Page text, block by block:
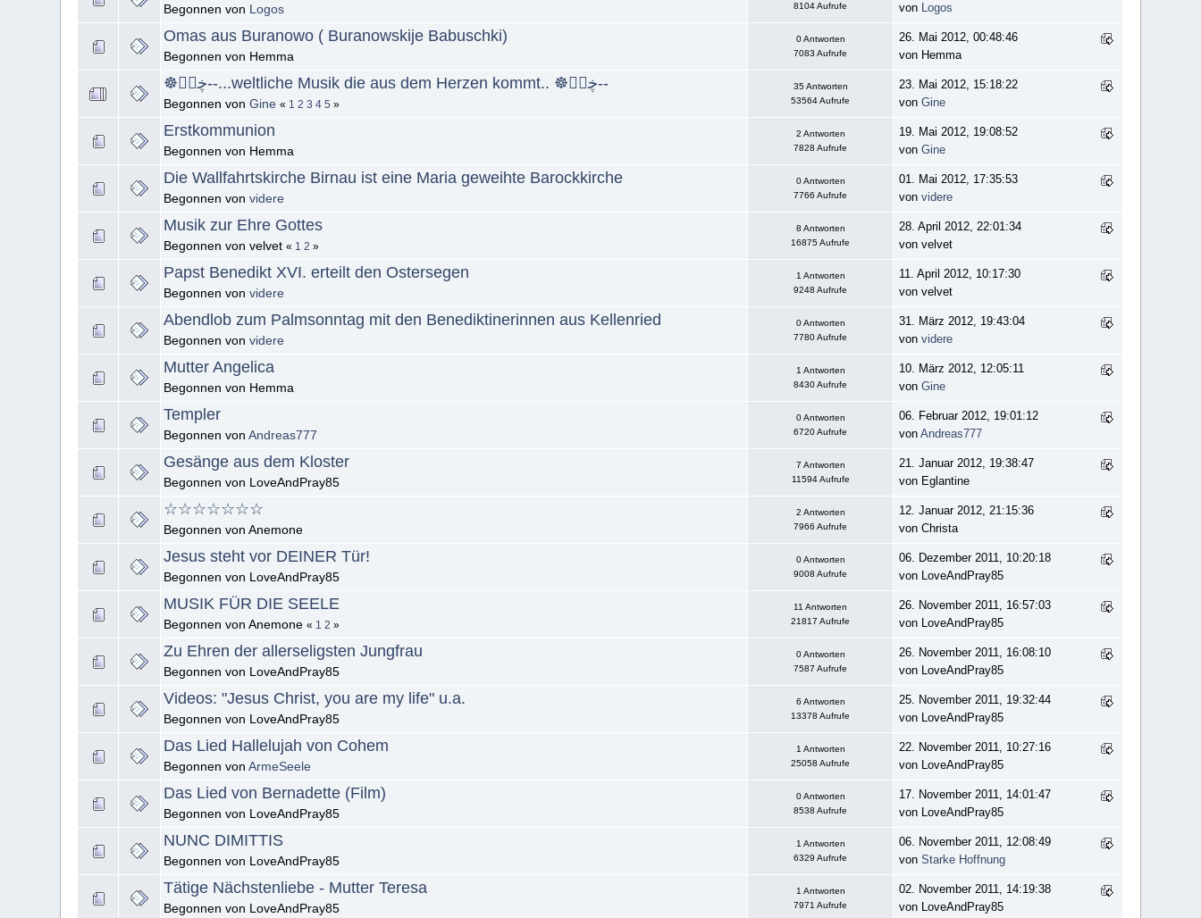
Begonnen von Logos
8104 Aufrufe
von Logos
Omas aus Buranowo ( Buranowskije Babuschki)
Begonnen von Hemma
0 Antworten
7083 Aufrufe
26. Mai 2012, 00:48:46
von Hemma
☸ڿڰۣ--...weltliche Musik die aus dem Herzen kommt.. ☸ڿڰۣ--
Begonnen vonGine « 1 2 3 4 5 »
35 Antworten
53564 Aufrufe
23. Mai 2012, 15:18:22
vonGine
Erstkommunion
Begonnen von Hemma
2 Antworten
7828 Aufrufe
19. Mai 2012, 19:08:52
vonGine
Die Wallfahrtskirche Birnau ist eine Maria geweihte Barockkirche
Begonnen vonvidere
0 Antworten
7766 Aufrufe
01. Mai 2012, 17:35:53
vonvidere
Musik zur Ehre Gottes
Begonnen von velvet« 1 2 »
8 Antworten
16875 Aufrufe
28. April 2012, 22:01:34
von velvet
Papst Benedikt XVI. erteilt den Ostersegen
Begonnen vonvidere
1 Antworten
9248 Aufrufe
11. April 2012, 10:17:30
von velvet
Abendlob zum Palmsonntag mit den Benediktinerinnen aus Kellenried
Begonnen vonvidere
0 Antworten
7780 Aufrufe
31. März 2012, 19:43:04
vonvidere
Mutter Angelica
Begonnen von Hemma
1 Antworten
8430 Aufrufe
10. März 2012, 12:05:11
vonGine
Templer
Begonnen vonAndreas777
0 Antworten
6720 Aufrufe
06. Februar 2012, 19:01:12
vonAndreas777
Gesänge aus dem Kloster
Begonnen von LoveAndPray85
7 Antworten
11594 Aufrufe
21. Januar 2012, 19:38:47
von Eglantine
☆☆☆☆☆☆☆
Begonnen von Anemone
2 Antworten
7966 Aufrufe
12. Januar 2012, 21:15:36
von Christa
Jesus steht vor DEINER Tür!
Begonnen von LoveAndPray85
0 Antworten
9008 Aufrufe
06. Dezember 2011, 10:20:18
von LoveAndPray85
MUSIK FÜR DIE SEELE
Begonnen von Anemone« 1 2 »
11 Antworten
21817 Aufrufe
26. November 2011, 16:57:03
von LoveAndPray85
Zu Ehren der allerseligsten Jungfrau
Begonnen von LoveAndPray85
0 Antworten
7587 Aufrufe
26. November 2011, 16:08:10
von LoveAndPray85
Videos: "Jesus Christ, you are my life" u.a.
Begonnen von LoveAndPray85
6 Antworten
13378 Aufrufe
25. November 2011, 19:32:44
von LoveAndPray85
Das Lied Hallelujah von Cohem
Begonnen vonArmeSeele
1 Antworten
25058 Aufrufe
22. November 2011, 10:27:16
von LoveAndPray85
Das Lied von Bernadette (Film)
Begonnen von LoveAndPray85
0 Antworten
8538 Aufrufe
17. November 2011, 14:01:47
von LoveAndPray85
NUNC DIMITTIS
Begonnen von LoveAndPray85
1 Antworten
6329 Aufrufe
06. November 2011, 12:08:49
vonStarke Hoffnung
Tätige Nächstenliebe - Mutter Teresa
Begonnen von LoveAndPray85
1 Antworten
7971 Aufrufe
02. November 2011, 14:19:38
von LoveAndPray85